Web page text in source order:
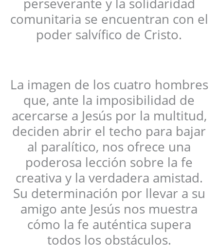
perseverante y la solidaridad
comunitaria se encuentran con el
poder salvífico de Cristo.
La imagen de los cuatro hombres
que, ante la imposibilidad de
acercarse a Jesús por la multitud,
deciden abrir el techo para bajar
al paralítico, nos ofrece una
poderosa lección sobre la fe
creativa y la verdadera amistad.
Su determinación por llevar a su
amigo ante Jesús nos muestra
cómo la fe auténtica supera
todos los obstáculos.